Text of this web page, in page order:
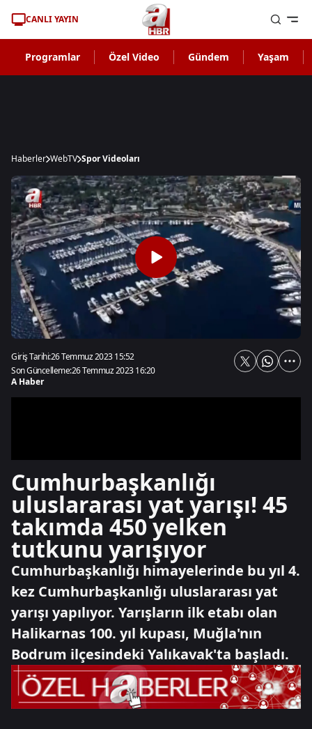
CANLI YAYIN
Programlar Özel Video Gündem Yaşam
Haberler WebTV Spor Videoları
Giriş Tarihi:26 Temmuz 2023 15:52
Son Güncelleme:26 Temmuz 2023 16:20
A Haber
Cumhurbaşkanlığı
uluslararası yat yarışı! 45
takımda 450 yelken
tutkunu yarışıyor
Cumhurbaşkanlığı himayelerinde bu yıl 4.
kez Cumhurbaşkanlığı uluslararası yat
yarışı yapılıyor. Yarışların ilk etabı olan
Halikarnas 100. yıl kupası, Muğla'nın
Bodrum ilçesindeki Yalıkavak'ta başladı.